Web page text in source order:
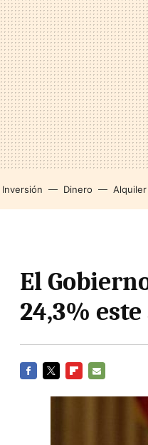
Inversión Dinero Alquiler
El
24,3%